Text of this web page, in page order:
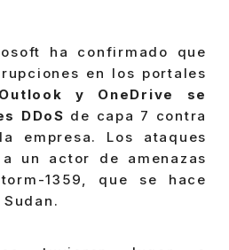
ha confirmado que
en los portales
y OneDrive se
DDoS de capa 7 contra
empresa. Los ataques
un actor de amenazas
1359, que se hace